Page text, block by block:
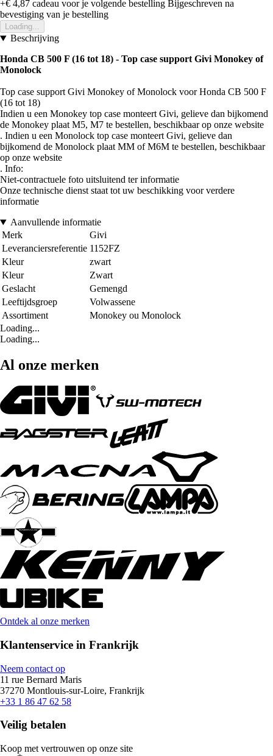
+€ 4,87 cadeau voor je volgende bestelling Bijgeschreven na
bevestiging van je bestelling
Loading...
Beschrijving
Honda CB 500 F (16 tot 18) - Top case support Givi Monokey of
Monolock
Top case support Givi Monokey of Monolock voor Honda CB 500 F
(16 tot 18)
Indien u een Monokey top case monteert Givi, gelieve dan bijkomend
de Monokey plaat M5, M7 te bestellen, beschikbaar op onze website
. Indien u een Monolock top case monteert Givi, gelieve dan
bijkomend de Monolock plaat MM of M6M te bestellen, beschikbaar
op onze website
. Info:
Niet-contractuele foto uitsluitend ter informatie
Onze technische dienst staat tot uw beschikking voor verdere
informatie
Aanvullende informatie
Merk
Givi
Leveranciersreferentie 1152FZ
Kleur
zwart
Kleur
Zwart
Geslacht
Gemengd
Leeftijdsgroep
Volwassene
Assortiment
Monokey ou Monolock
Loading...
Loading...
Al onze merken
Ontdek al onze merken
Klantenservice in Frankrijk
Neem contact op
11 rue Bernard Maris
37270 Montlouis-sur-Loire, Frankrijk
+33 1 86 47 62 58
Veilig betalen
Koop met vertrouwen op onze site